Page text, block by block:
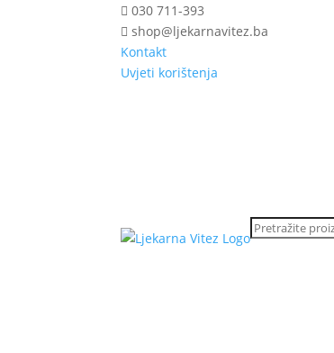
030 711-393
shop@ljekarnavitez.ba
Kontakt
Uvjeti korištenja